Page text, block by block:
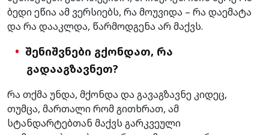
ბედი ეწია ამ ვერსიებს, რა მოუვიდა – რა დაემატა
და რა დააკლდა, წარმოდგენა არ მაქვს.
შენიშვნები გქონდათ, რა
გადააგზავნეთ?
რა თქმა უნდა, მქონდა და გავაგზავნე კიდეც,
თუმცა, მართალი რომ გითხრათ, ამ
სტანდარტებთან მაქვს გარკვეული